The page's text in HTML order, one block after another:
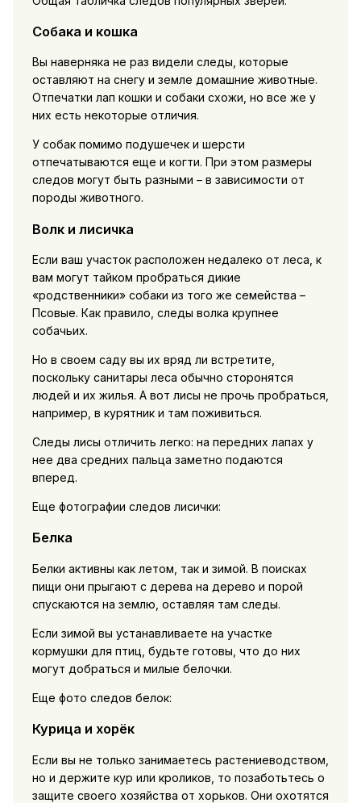
Собака и кошка
Вы наверняка не раз видели следы, которые
оставляют на снегу и земле домашние животные.
Отпечатки лап кошки и собаки схожи, но все же у
них есть некоторые отличия.
У собак помимо подушечек и шерсти
отпечатываются еще и когти. При этом размеры
следов могут быть разными – в зависимости от
породы животного.
Волк и лисичка
Если ваш участок расположен недалеко от леса, к
вам могут тайком пробраться дикие
«родственники» собаки из того же семейства –
Псовые. Как правило, следы волка крупнее
собачьих.
Но в своем саду вы их вряд ли встретите,
поскольку санитары леса обычно сторонятся
людей и их жилья. А вот лисы не прочь пробраться,
например, в курятник и там поживиться.
Следы лисы отличить легко: на передних лапах у
нее два средних пальца заметно подаются
вперед.
Еще фотографии следов лисички:
Белка
Белки активны как летом, так и зимой. В поисках
пищи они прыгают с дерева на дерево и порой
спускаются на землю, оставляя там следы.
Если зимой вы устанавливаете на участке
кормушки для птиц, будьте готовы, что до них
могут добраться и милые белочки.
Еще фото следов белок:
Курица и хорёк
Если вы не только занимаетесь растениеводством,
но и держите кур или кроликов, то позаботьтесь о
защите своего хозяйства от хорьков. Они охотятся